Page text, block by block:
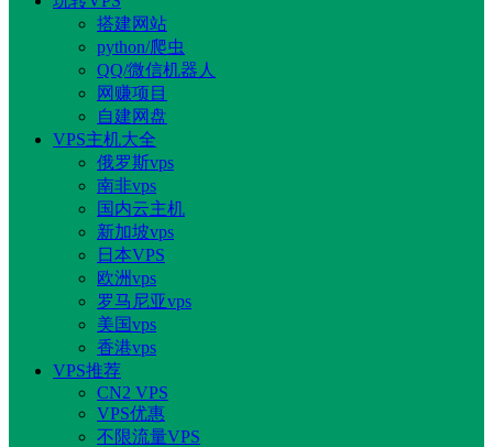
搭建网站
python/爬虫
QQ/微信机器人
网赚项目
自建网盘
VPS主机大全
俄罗斯vps
南非vps
国内云主机
新加坡vps
日本VPS
欧洲vps
罗马尼亚vps
美国vps
香港vps
VPS推荐
CN2 VPS
VPS优惠
不限流量VPS